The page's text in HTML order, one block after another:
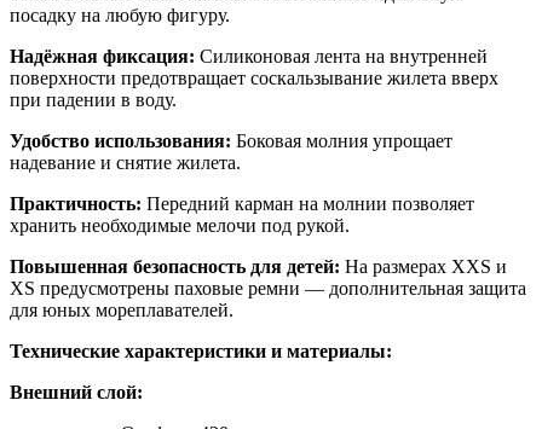
посадку на любую фигуру.
Надёжная фиксация: Силиконовая лента на внутренней
поверхности предотвращает соскальзывание жилета вверх
при падении в воду.
Удобство использования: Боковая молния упрощает
надевание и снятие жилета.
Практичность: Передний карман на молнии позволяет
хранить необходимые мелочи под рукой.
Повышенная безопасность для детей: На размерах XXS и
XS предусмотрены паховые ремни — дополнительная защита
для юных мореплавателей.
Технические характеристики и материалы:
Внешний слой: